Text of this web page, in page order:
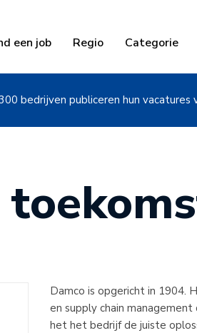
een job Regio Categorie
bedrijven publiceren hun
Damco is opgericht in 1904.
en supply chain
het het bedrijf de juiste